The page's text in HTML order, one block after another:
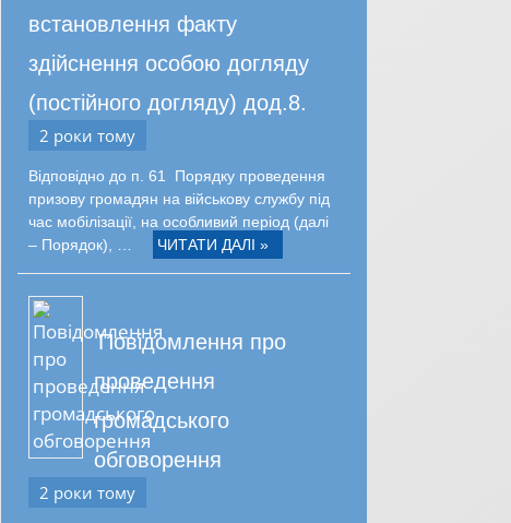
встановлення факту
здійснення особою догляду
(постійного догляду) дод.8.
2 роки тому
Відповідно до п. 61 Порядку проведення
призову громадян на військову службу під
час мобілізації, на особливий період (далі
– Порядок), …
ЧИТАТИ ДАЛІ »
Повідомлення про
проведення
громадського
обговорення
2 роки тому